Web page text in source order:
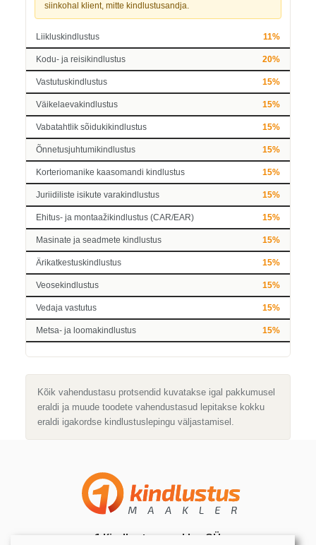
siinkohal klient, mitte kindlustusandja.
Liikluskindlustus 11%
Kodu- ja reisikindlustus 20%
Vastutuskindlustus 15%
Väikelaevakindlustus 15%
Vabatahtlik sõidukikindlustus 15%
Õnnetusjuhtumikindlustus 15%
Korteriomanike kaasomandi kindlustus 15%
Juriidiliste isikute varakindlustus 15%
Ehitus- ja montaažikindlustus (CAR/EAR) 15%
Masinate ja seadmete kindlustus 15%
Ärikatkestuskindlustus 15%
Veosekindlustus 15%
Vedaja vastutus 15%
Metsa- ja loomakindlustus 15%
Kõik vahendustasu protsendid kuvatakse igal pakkumusel
eraldi ja muude toodete vahendustasud lepitakse kokku
eraldi igakordse kindlustuslepingu väljastamisel.
1 Kindlustusmaakler OÜ